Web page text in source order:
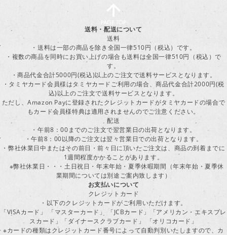
送料・配送について
送料
・送料は一部の商品を除き全国一律510円（税込）です。
・複数の商品を同時にお買い上げの場合も送料は全国一律510円（税込）で
す。
・商品代金合計5000円(税込)以上のご注文で送料サービスとなります。
・タミヤカード会員様はタミヤカードご利用の場合、商品代金合計2000円(税
込)以上のご注文で送料サービスとなります。
ただし、Amazon Payに登録されたクレジットカードがタミヤカードの場合で
もカード会員様特典は適用されませんのでご注意ください。
配送
・午前8：00までのご注文で翌営業日の出荷となります。
・午前8：00以降のご注文は翌々営業日での出荷となります。
・弊社休業日中またはその前日・前々日に頂いたご注文は、商品の到着までに
1週間程度かかることがあります。
※弊社休業日・・・土日祝日・年末年始・夏季休暇期間（年末年始・夏季休
業期間については別途ご案内致します）
お支払いについて
クレジットカード
・以下のクレジットカードがご利用いただけます。
「VISAカード」 「マスターカード」 「JCBカード」「アメリカン・エキスプレ
スカード」「ダイナースクラブカード」 「オリコカード」
※カードの種類はクレジットカード番号によって自動判別いたしますので、カ